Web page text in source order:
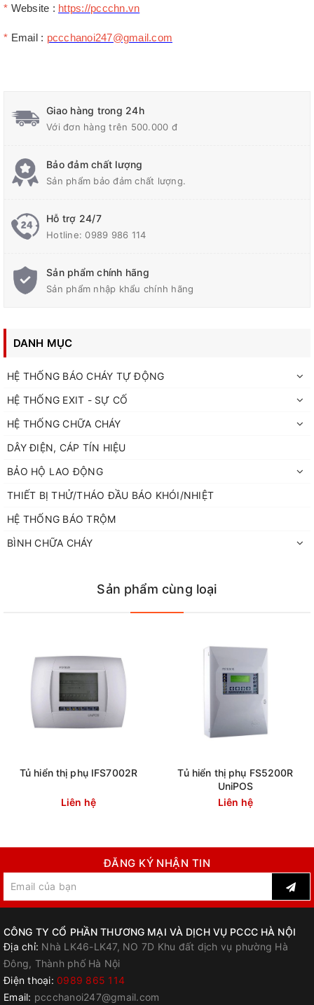
* Website : https://pccchn.vn
* Email : pccchanoi247@gmail.com
Giao hàng trong 24h
Với đơn hàng trên 500.000 đ
Bảo đảm chất lượng
Sản phẩm bảo đảm chất lượng.
Hỗ trợ 24/7
Hotline:0989 986 114
Sản phẩm chính hãng
Sản phẩm nhập khẩu chính hãng
DANH MỤC
HỆ THỐNG BÁO CHÁY TỰ ĐỘNG
HỆ THỐNG EXIT - SỰ CỐ
HỆ THỐNG CHỮA CHÁY
DÂY ĐIỆN, CÁP TÍN HIỆU
BẢO HỘ LAO ĐỘNG
THIẾT BỊ THỬ/THÁO ĐẦU BÁO KHÓI/NHIỆT
HỆ THỐNG BÁO TRỘM
BÌNH CHỮA CHÁY
Sản phẩm cùng loại
Tủ hiển thị phụ IFS7002R
Liên hệ
Tủ hiển thị phụ FS5200R
UniPOS
Liên hệ
ĐĂNG KÝ NHẬN TIN
CÔNG TY CỔ PHẦN THƯƠNG MẠI VÀ DỊCH VỤ PCCC HÀ NỘI
Địa chỉ: Nhà LK46-LK47, NO 7D Khu đất dịch vụ phường Hà
Đông, Thành phố Hà Nội
Điện thoại: 0989 865 114
Email: pccchanoi247@gmail.com